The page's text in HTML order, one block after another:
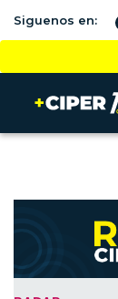
Siguenos en: